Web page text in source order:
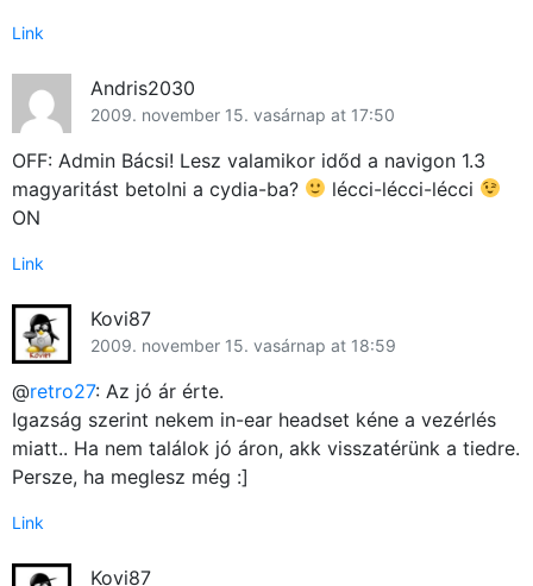
Link
Andris2030
2009. november 15. vasárnap at 17:50
OFF: Admin Bácsi! Lesz valamikor időd a navigon 1.3
magyaritást betolni a cydia-ba?
lécci-lécci-lécci
ON
Link
Kovi87
2009. november 15. vasárnap at 18:59
@retro27: Az jó ár érte.
Igazság szerint nekem in-ear headset kéne a vezérlés
miatt.. Ha nem találok jó áron, akk visszatérünk a tiedre.
Persze, ha meglesz még :]
Link
Kovi87